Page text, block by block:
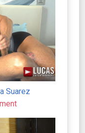
Suarez